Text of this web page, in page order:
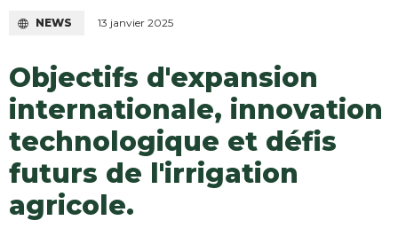
NEWS 13 janvier 2025
Objectifs d'expansion
internationale, innovation
technologique et défis
futurs de l'irrigation
agricole.